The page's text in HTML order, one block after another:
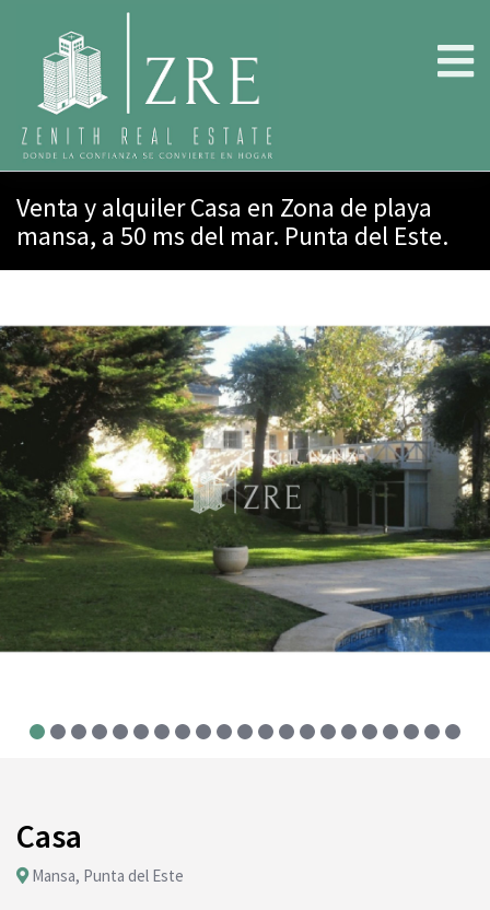
Venta y alquiler Casa en Zona de playa
mansa, a 50 ms del mar. Punta del Este.
Casa
Mansa, Punta del Este